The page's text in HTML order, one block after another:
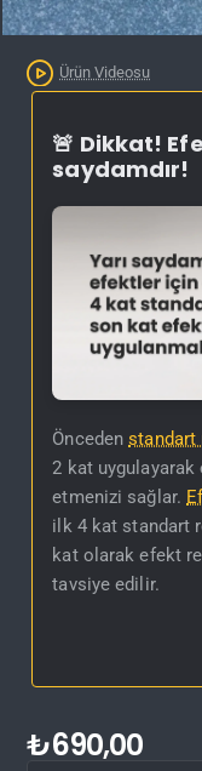
Ürün Videosu
🚨 Dikkat!
saydamdır!
Öncedenstandart
2 kat
etmenizi sağlar.
ilk 4 kat standart
kat olarak efekt
tavsiye edilir.
₺690,00